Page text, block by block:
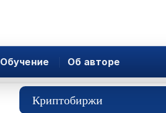
Обучение Об авторе
Криптобиржи